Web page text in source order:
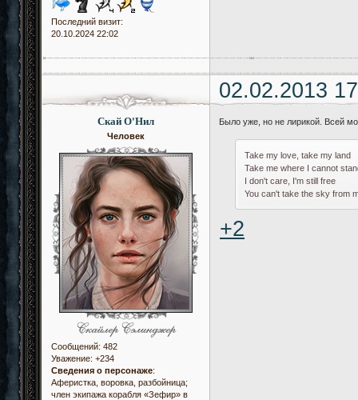
Последний визит:
20.10.2024 22:02
02.02.2013
Скай О'Нил
Человек
Сообщений: 482
Уважение: +234
Сведения о персонаже:
Аферистка, воровка, разбойница;
член экипажа корабля «Зефир» в
Было уже, но не лирикой. Всей
Take my love, take my land
Take me where I cannot
I don't care, I'm still free
You can't take the sky from
+2